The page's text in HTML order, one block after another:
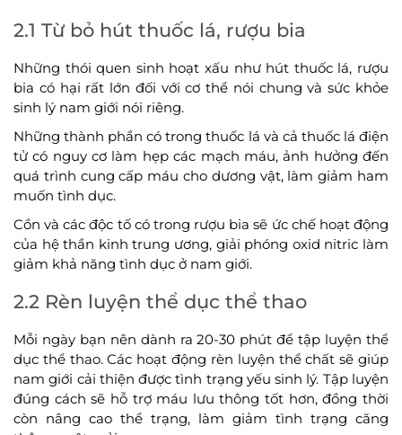
2.1 Từ bỏ hút thuốc lá, rượu bia
Những thói quen sinh hoạt xấu như hút thuốc lá, rượu
bia có hại rất lớn đối với cơ thể nói chung và sức khỏe
sinh lý nam giới nói riêng.
Những thành phần có trong thuốc lá và cả thuốc lá điện
tử có nguy cơ làm hẹp các mạch máu, ảnh hưởng đến
quá trình cung cấp máu cho dương vật, làm giảm ham
muốn tình dục.
Cồn và các độc tố có trong rượu bia sẽ ức chế hoạt động
của hệ thần kinh trung ương, giải phóng oxid nitric làm
giảm khả năng tình dục ở nam giới.
2.2 Rèn luyện thể dục thể thao
Mỗi ngày bạn nên dành ra 20-30 phút để tập luyện thể
dục thể thao. Các hoạt động rèn luyện thể chất sẽ giúp
nam giới cải thiện được tình trạng yếu sinh lý. Tập luyện
đúng cách sẽ hỗ trợ máu lưu thông tốt hơn, đồng thời
còn nâng cao thể trạng, làm giảm tình trạng căng